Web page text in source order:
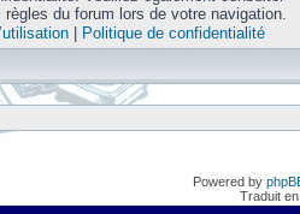
du forum lors de votre navigation.
| Politique de confidentialité
Powered by
Traduit